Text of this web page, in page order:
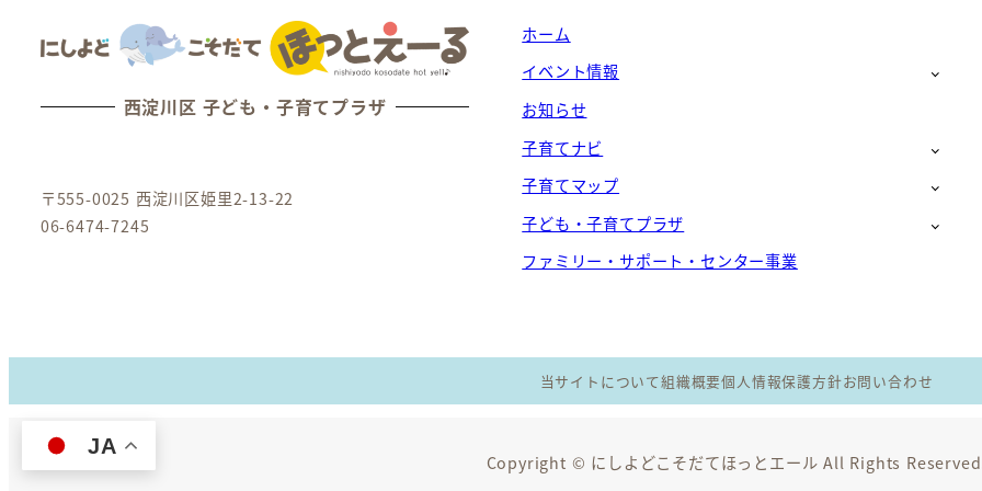
西淀川区 子ども・子育てプラザ
〒555-0025 西淀川区姫里2-13-22
06-6474-7245
ホーム
イベント情報
お知らせ
子育てナビ
子育てマップ
子ども・子育てプラザ
ファミリー・サポート・センター事業
当サイトについて組織概要個人情報保護方針お問い合わせ
Copyright © にしよどこそだてほっとエール All Rights
JA